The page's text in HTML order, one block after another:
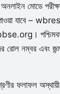
মোডে
যাবে –
পশ্চিমবঙ্গ
রোল নম্বর এবং
ফলাফল